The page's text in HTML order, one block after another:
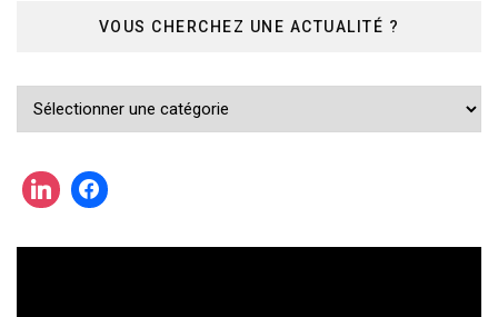
VOUS CHERCHEZ UNE ACTUALITÉ ?
actualité
?